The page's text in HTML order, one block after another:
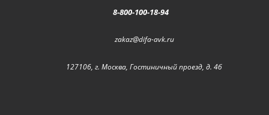
8-800-100-18-94
zakaz@difa-avk.ru
127106, г. Москва, Гостиничный проезд, д. 4б